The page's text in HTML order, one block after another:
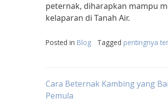
peternak, diharapkan mampu
kelaparan di Tanah Air.
Posted in Blog Tagged pentingnya
Post
Cara Beternak Kambing yang
Pemula